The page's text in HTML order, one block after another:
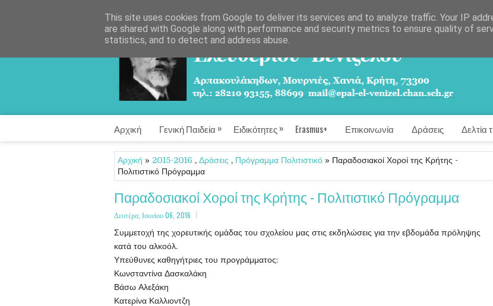
Αρχική Γενική Παιδεία » Ειδικότητες» Erasmus+ Επικοινωνία Δράσεις Δελτία
Αρχική » 2015-2016 , Δράσεις , Πρόγραμμα Πολιτιστικό » Παραδοσιακοί Χοροί της Κρήτης -
Πολιτιστικό Πρόγραμμα
Παραδοσιακοί Χοροί της Κρήτης - Πολιτιστικό Πρόγραμμα
Δευτέρα, Ιουνίου 06, 2016
Συμμετοχή της χορευτικής ομάδας του σχολείου μας στις εκδηλώσεις για την εβδομάδα πρόληψης
κατά του αλκοόλ.
Υπεύθυνες καθηγήτριες του προγράμματος:
Κωνσταντίνα Δασκαλάκη
Βάσω Αλεξάκη
Κατερίνα Καλλιοντζη
This site uses cookies from Google to deliver its services and to analyze traffic. Your IP
are shared with Google along with performance and security metrics to ensure quality of
statistics, and to detect and address abuse.